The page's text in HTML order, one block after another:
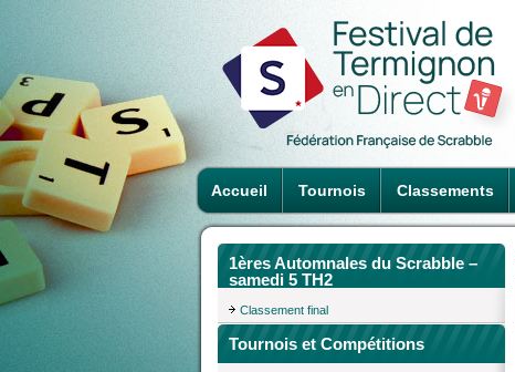
Accueil Tournois Classements
1ères Automnales du Scrabble –
samedi 5 TH2
Classement final
Tournois et Compétitions